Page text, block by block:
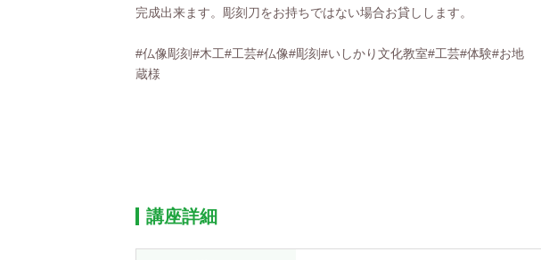
完成出来ます。彫刻刀をお持ちではない場合お貸しします。
#仏像彫刻#木工#工芸#仏像#彫刻#いしかり文化教室#工芸#体験#お地
蔵様
講座詳細